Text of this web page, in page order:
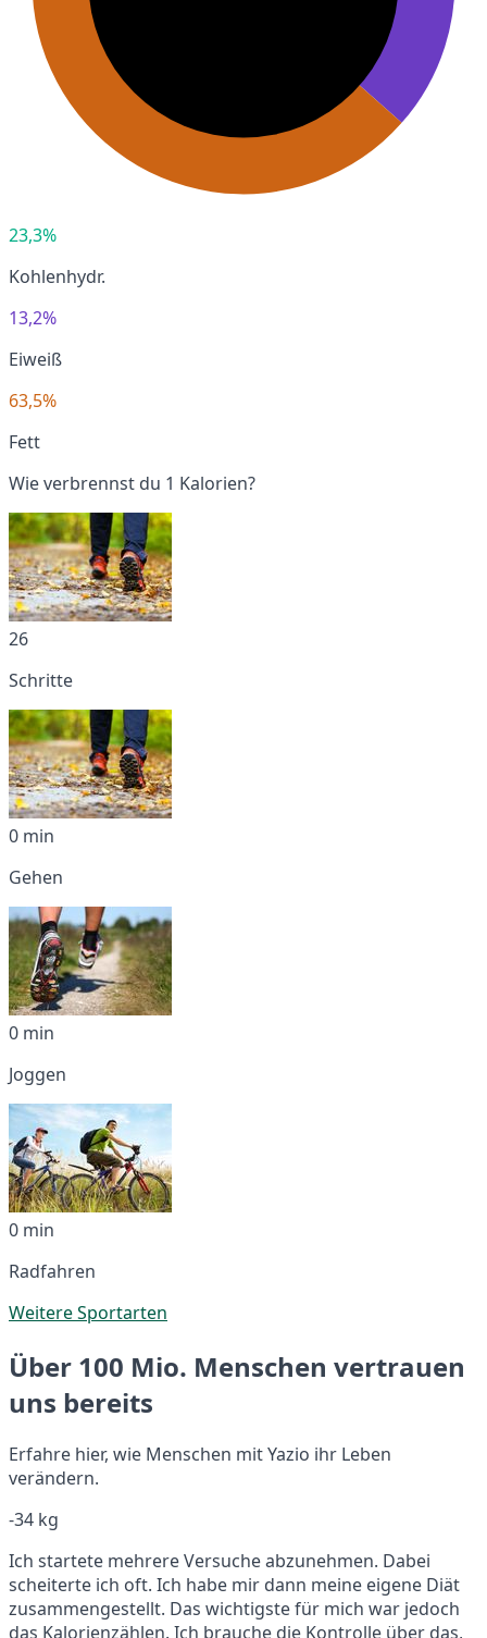
23,3%
Kohlenhydr.
13,2%
Eiweiß
63,5%
Fett
Wie verbrennst du 1 Kalorien?
26
Schritte
0 min
Gehen
0 min
Joggen
0 min
Radfahren
Weitere Sportarten
Über 100 Mio. Menschen vertrauen
uns bereits
Erfahre hier, wie Menschen mit Yazio ihr Leben
verändern.
-34 kg
Ich startete mehrere Versuche abzunehmen. Dabei
scheiterte ich oft. Ich habe mir dann meine eigene Diät
zusammengestellt. Das wichtigste für mich war jedoch
das Kalorienzählen. Ich brauche die Kontrolle über das,